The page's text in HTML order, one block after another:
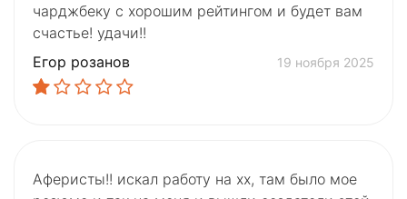
чарджбеку с хорошим рейтингом и будет вам
счастье! удачи!!
Егор розанов
19 ноября 2025
Аферисты!! искал работу на хх, там было мое